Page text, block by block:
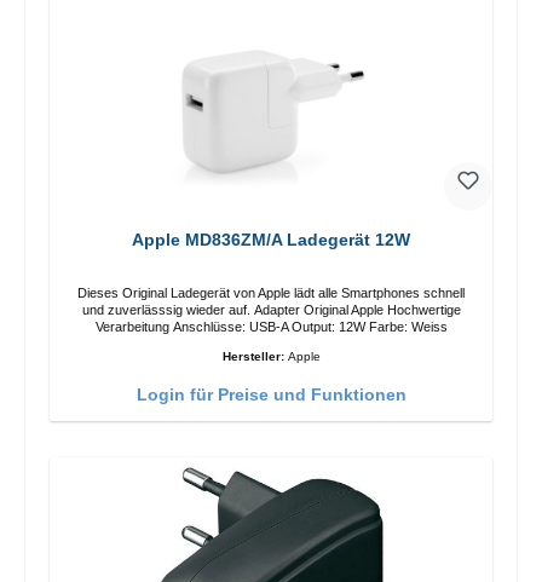
Apple MD836ZM/A Ladegerät 12W
Dieses Original Ladegerät von Apple lädt alle Smartphones schnell
und zuverlässsig wieder auf. Adapter Original Apple Hochwertige
Verarbeitung Anschlüsse: USB-A Output: 12W Farbe: Weiss
Hersteller: Apple
Login für Preise und Funktionen